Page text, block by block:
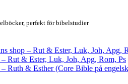
perfekt för bibelstudier
shop – Rut & Ester, Luk, Joh, Apg,
Rut & Ester, Luk, Joh, Apg, Rom, Ps
Ruth & Esther (Core Bible på